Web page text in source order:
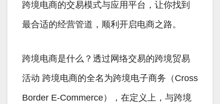
跨境电商的交易模式与应用平台，让你找到
最合适的经营管道，顺利开启电商之路。
跨境电商是什么？透过网络交易的跨境贸易
活动 跨境电商的全名为跨境电子商务（Cross
Border E-Commerce），在定义上，与跨境